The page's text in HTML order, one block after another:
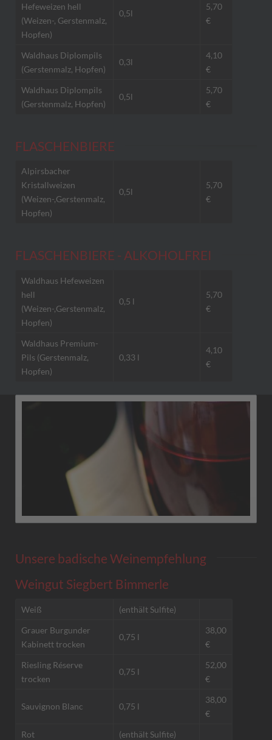
Hefeweizen hell
(Weizen-, Gerstenmalz,
Hopfen)
0,5l
5,70
€
Waldhaus Diplompils
(Gerstenmalz, Hopfen)
0,3l
4,10
€
Waldhaus Diplompils
(Gerstenmalz, Hopfen)
0,5l
5,70
€
FLASCHENBIERE
Alpirsbacher
Kristallweizen
(Weizen-,Gerstenmalz,
Hopfen)
0,5l
5,70
€
FLASCHENBIERE - ALKOHOLFREI
Waldhaus Hefeweizen
hell
(Weizen-,Gerstenmalz,
Hopfen)
0,5 l
5,70
€
Waldhaus Premium-
Pils (Gerstenmalz,
Hopfen)
0,33 l
4,10
€
Unsere badische Weinempfehlung
Weingut Siegbert Bimmerle
Weiß
(enthält Sulfite)
Grauer Burgunder
Kabinett trocken
0,75 l
38,00
€
Riesling Réserve
trocken
0,75 l
52,00
€
Sauvignon Blanc 0,75 l
38,00
€
Rot
(enthält Sulfite)